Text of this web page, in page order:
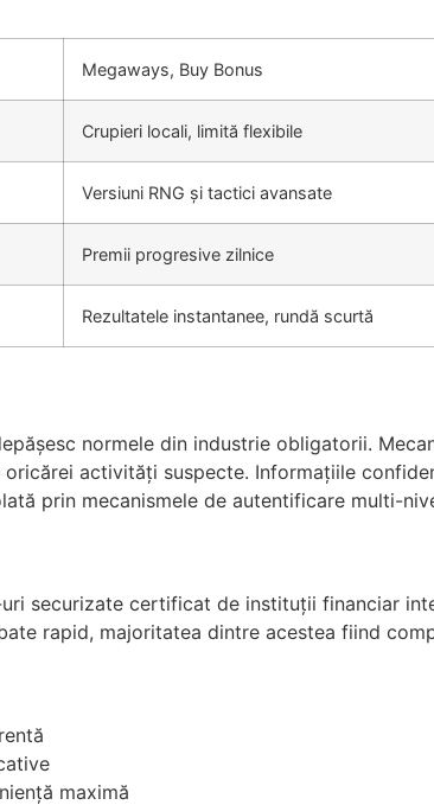
Megaways, Buy Bonus
Crupieri locali, limită flexibile
Versiuni RNG și tactici avansate
Premii progresive zilnice
Rezultatele instantanee, rundă scurtă
normele din industrie obligatorii.
activități suspecte. Informațiile
prin mecanismele de autentificare multi-
securizate certificat de instituții financiar
rapid, majoritatea dintre acestea fiind
maximă